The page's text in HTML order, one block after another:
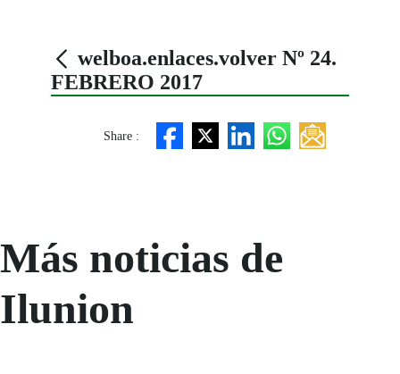
welboa.enlaces.volver Nº 24.
FEBRERO 2017
Share :
Más noticias de
Ilunion